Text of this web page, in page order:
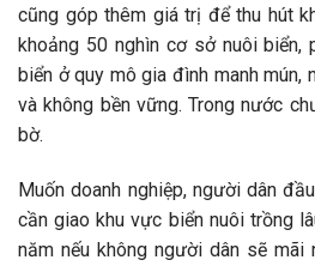
cũng góp thêm giá trị để thu hút
khoảng 50 nghìn cơ sở nuôi biển,
biển ở quy mô gia đình manh mún,
và không bền vững. Trong nước
bờ.
Muốn doanh nghiệp, người dân
cần giao khu vực biển nuôi trồng
năm nếu không người dân sẽ mãi